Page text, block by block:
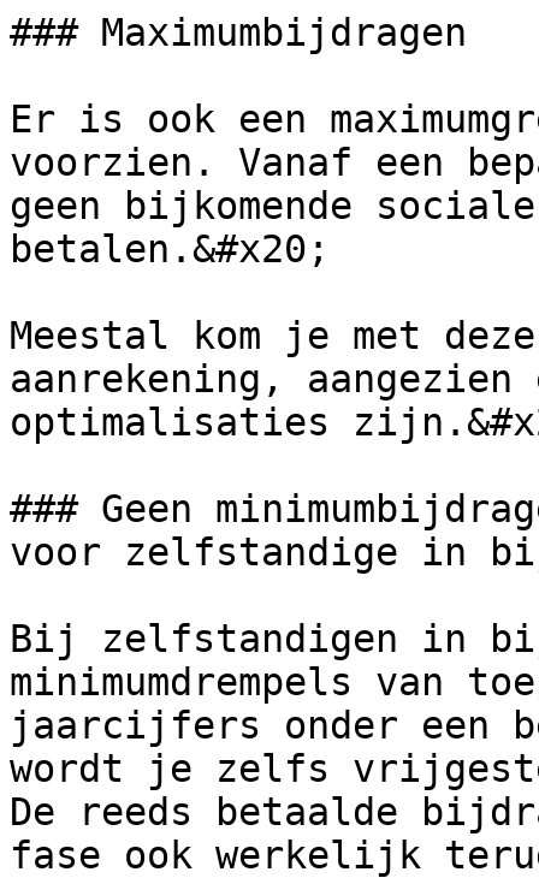
### Maximumbijdragen
Er is ook een
voorzien. Vanaf een
geen bijkomende
betalen.&#x20;
Meestal kom je met
aanrekening,
optimalisaties
### Geen
voor zelfstandige in
Bij zelfstandigen in
minimumdrempels van
jaarcijfers onder een
wordt je zelfs
De reeds betaalde
fase ook werkelijk